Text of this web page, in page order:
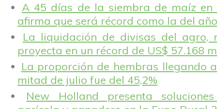
A 45 días de la siembra de maíz en
afirma que será récord como la del
La liquidación de divisas del agro,
proyecta en un récord de US$ 57.168
La proporción de hembras llegando
mitad de julio fue del 45,2%
New Holland presenta